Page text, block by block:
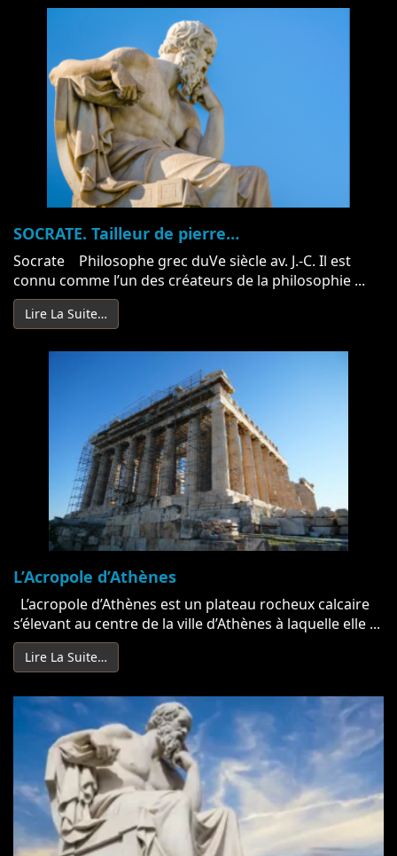
SOCRATE. Tailleur de pierre…
Socrate Philosophe grec duVe siècle av. J.-C. Il est
connu comme l’un des créateurs de la philosophie ...
Lire La Suite…
L’Acropole d’Athènes
L’acropole d’Athènes est un plateau rocheux calcaire
s’élevant au centre de la ville d’Athènes à laquelle elle ...
Lire La Suite…